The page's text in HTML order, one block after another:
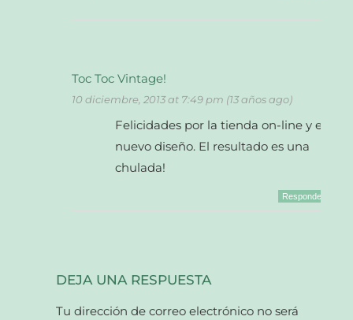
Toc Toc Vintage!
10 diciembre, 2013 at 7:49 pm (13 años ago)
Felicidades por la tienda on-line y el
nuevo diseño. El resultado es una
chulada!
Responder
DEJA UNA RESPUESTA
Tu dirección de correo electrónico no será